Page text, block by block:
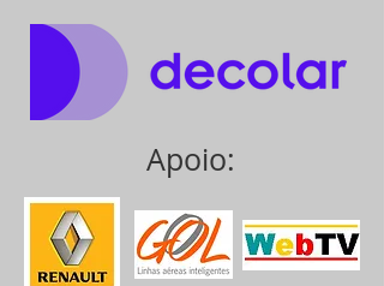
Apoio: